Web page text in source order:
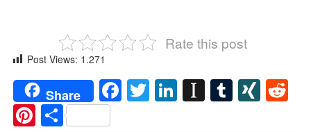
Rate this post
Post Views: 1.271
Share Facebook
TwitterLinkedIn
Instapaper
Tumblr
Pinterest
Share